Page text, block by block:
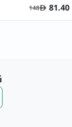
81.40
148